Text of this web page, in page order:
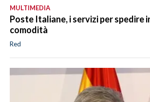
MULTIMEDIA
Poste Italiane, i servizi per spedire
comodità
Red